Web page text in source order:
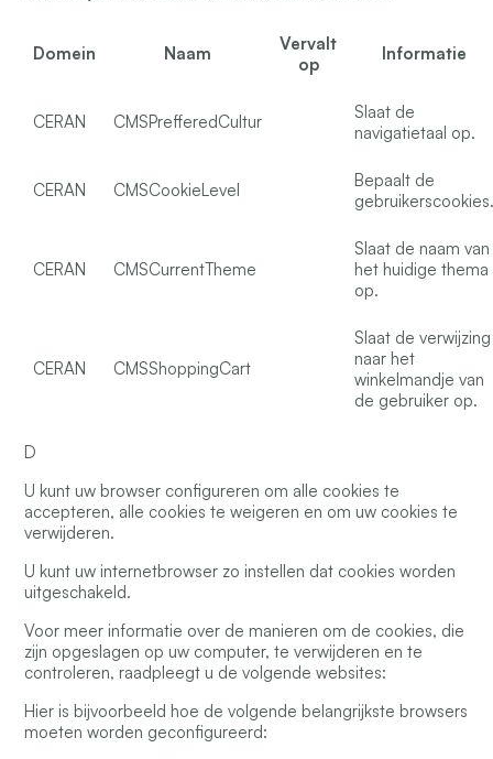
Domein Naam
Vervalt
op
Informatie
CERAN CMSPrefferedCultur
Slaat de
navigatietaal op.
CERAN CMSCookieLevel
Bepaalt de
CERAN CMSCurrentTheme
Slaat de naam van
het huidige thema
op.
CERAN CMSShoppingCart
Slaat de verwijzing
naar het
winkelmandje van
de gebruiker op.
D
U kunt uw browser configureren om alle cookies te
accepteren, alle cookies te weigeren en om uw cookies te
verwijderen.
U kunt uw internetbrowser zo instellen dat cookies worden
uitgeschakeld.
Voor meer informatie over de manieren om de cookies, die
zijn opgeslagen op uw computer, te verwijderen en te
controleren, raadpleegt u de volgende websites:
Hier is bijvoorbeeld hoe de volgende belangrijkste browsers
moeten worden geconfigureerd: